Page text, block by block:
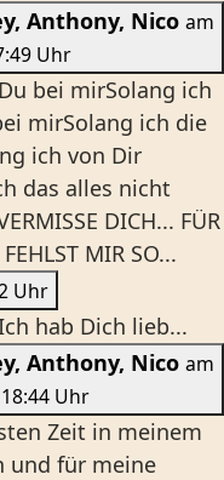
Anthony, Nico am
2022, 17:49 Uhr
bei mirSolang ich
mirSolang ich die
ich von Dir
das alles nicht
DICH... FÜR
MIR SO...
17:42 Uhr
hab Dich lieb...
Anthony, Nico am
13. Dezember 2020, 18:44 Uhr
Zeit in meinem
und für meine